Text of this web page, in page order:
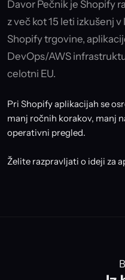
Davor Pečnik je Shopify
z več kot 15 leti izkušenj
Shopify trgovine,
DevOps/AWS
celotni EU.
Pri Shopify aplikacijah se
manj ročnih korakov, manj
operativni pregled.
Želite razpravljati o ideji za